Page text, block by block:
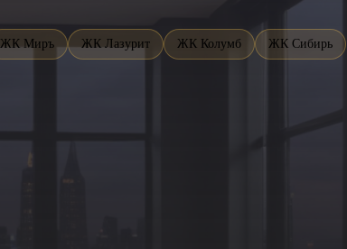
ЖК Миръ ЖК Лазурит ЖК Колумб ЖК Сибирь